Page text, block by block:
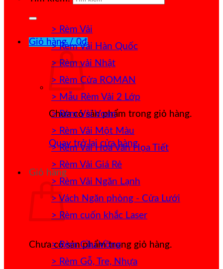
Giỏ hàng /0₫
Chưa có sản phẩm trong giỏ hàng.
Quay trở lại cửa hàng
Giỏ hàng
Chưa có sản phẩm trong giỏ hàng.
> Rèm Vải
> Rèm Vải Hàn Quốc
> Rèm vải Nhật
> Rèm Cửa ROMAN
> Mẫu Rèm Vải 2 Lớp
> Rèm Vải Voan
> Rèm Vải Một Màu
> Rèm Vải Hoa Văn Họa Tiết
> Rèm Vải Giá Rẻ
> Rèm Vải Ngăn Lạnh
> Vách Ngăn phòng - Cửa Lưới
> Rèm cuốn khắc Laser
> Rèm Cầu Vồng
> Rèm Gỗ, Tre, Nhựa